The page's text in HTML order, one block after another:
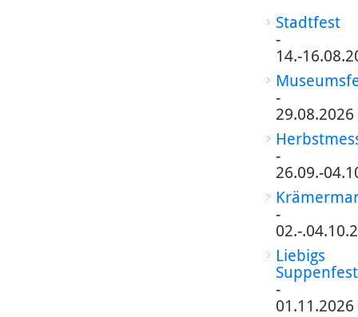
Stadtfest
-
14.-
-
29.08.2026
-
26.09.-
-
02.-
Liebigs
Suppenfest
-
01.11.2026